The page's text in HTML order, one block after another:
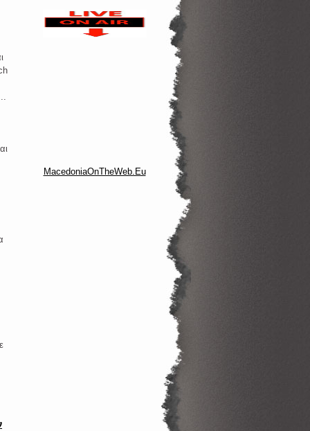
MacedoniaOnTheWeb.Eu